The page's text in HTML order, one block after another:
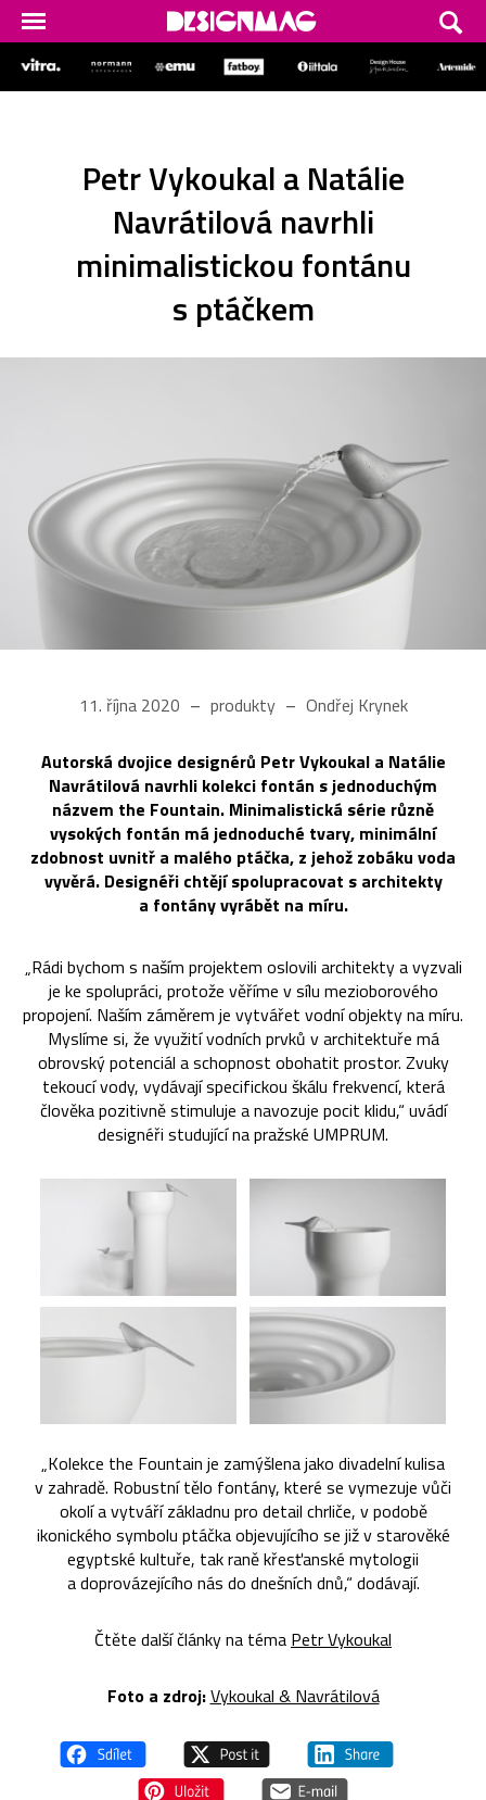
Petr Vykoukal a Natálie
Navrátilová navrhli
minimalistickou fontánu
s ptáčkem
11. října 2020 produkty Ondřej Krynek
Autorská dvojice designérů Petr Vykoukal a Natálie
Navrátilová navrhli kolekci fontán s jednoduchým
názvem the Fountain. Minimalistická série různě
vysokých fontán má jednoduché tvary, minimální
zdobnost uvnitř a malého ptáčka, z jehož zobáku voda
vyvěrá. Designéři chtějí spolupracovat s architekty
a fontány vyrábět na míru.
„Rádi bychom s naším projektem oslovili architekty a vyzvali
je ke spolupráci, protože věříme v sílu mezioborového
propojení. Naším záměrem je vytvářet vodní objekty na míru.
Myslíme si, že využití vodních prvků v architektuře má
obrovský potenciál a schopnost obohatit prostor. Zvuky
tekoucí vody, vydávají specifickou škálu frekvencí, která
člověka pozitivně stimuluje a navozuje pocit klidu,“ uvádí
designéři studující na pražské UMPRUM.
„Kolekce the Fountain je zamýšlena jako divadelní kulisa
v zahradě. Robustní tělo fontány, které se vymezuje vůči
okolí a vytváří základnu pro detail chrliče, v podobě
ikonického symbolu ptáčka objevujícího se již v starověké
egyptské kultuře, tak raně křesťanské mytologii
a doprovázejícího nás do dnešních dnů,“ dodávají.
Čtěte další články na téma Petr Vykoukal
Foto a zdroj:Vykoukal & Navrátilová